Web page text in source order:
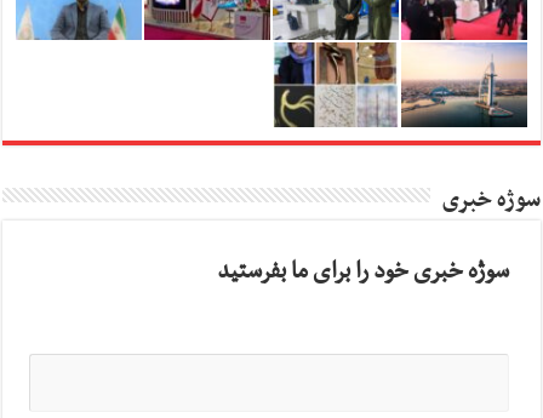
سوژه خبری
سوژه خبری خود را برای ما بفرستید